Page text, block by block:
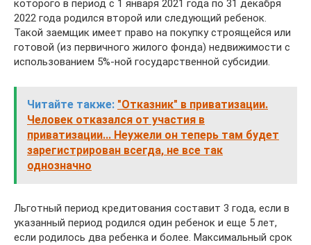
которого в период с 1 января 2021 года по 31 декабря
2022 года родился второй или следующий ребенок.
Такой заемщик имеет право на покупку строящейся или
готовой (из первичного жилого фонда) недвижимости с
использованием 5%-ной государственной субсидии.
Читайте также: "Отказник" в приватизации.
Человек отказался от участия в
приватизации... Неужели он теперь там будет
зарегистрирован всегда, не все так
однозначно
Льготный период кредитования составит 3 года, если в
указанный период родился один ребенок и еще 5 лет,
если родилось два ребенка и более. Максимальный срок